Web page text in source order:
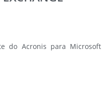
do Acronis para Microsoft